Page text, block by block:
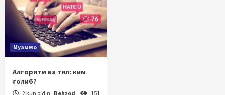
Муаммо
Алгоритм ва тил: ким
ғолиб?
2 kun oldin Behzod 151